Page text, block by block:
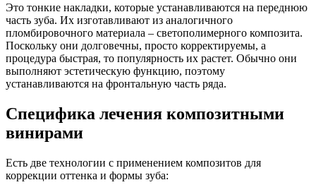
Это тонкие накладки, которые устанавливаются на переднюю
часть зуба. Их изготавливают из аналогичного
пломбировочного материала – светополимерного композита.
Поскольку они долговечны, просто корректируемы, а
процедура быстрая, то популярность их растет. Обычно они
выполняют эстетическую функцию, поэтому
устанавливаются на фронтальную часть ряда.
Специфика лечения композитными
винирами
Есть две технологии с применением композитов для
коррекции оттенка и формы зуба: